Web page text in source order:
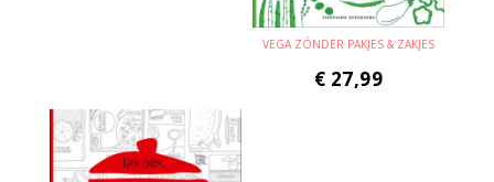
VEGA ZÓNDER PAKJES & ZAKJES
€ 27,99